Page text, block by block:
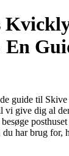
guide til
vi give dig al
har brug for,